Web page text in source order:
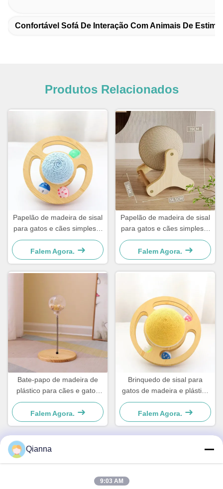
Confortável Sofá De Interação Com Animais De
Produtos Relacionados
Papelão de madeira de sisal
para gatos e cães simples e
prático
Falem Agora.
Papelão de madeira de sisal
para gatos e cães simples e
prático
Falem Agora.
Bate-papo de madeira de
plástico para cães e gatos
simples e prático
Falem Agora.
Brinquedo de sisal para
gatos de madeira e plástico
Para cães e gatos pequenos
Simples e prático
Falem Agora.
Qianna
9:03 AM